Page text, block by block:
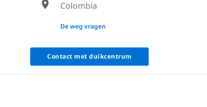
Colombia
None
De weg vragen
Contact met duikcentrum